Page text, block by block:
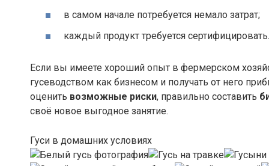
в самом начале потребуется немало затрат;
каждый продукт требуется сертифицировать.
Если вы имеете хороший опыт в фермерском
гусеводством как бизнесом и получать от него
оценить возможные риски, правильно составить
своё новое выгодное занятие.
Гуси в домашних условиях